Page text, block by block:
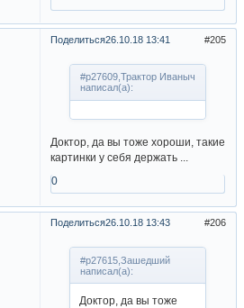
Поделиться 205
26.10.18 13:41
#p27609,Трактор Иваныч
написал(а):
Доктор, да вы тоже хороши, такие
картинки у себя держать ...
0
Поделиться 206
26.10.18 13:43
#p27615,Зашедший
написал(а):
Доктор, да вы тоже